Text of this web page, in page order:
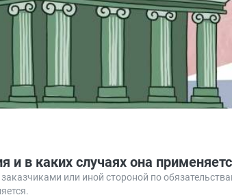
и в каких случаях она
заказчиками или иной стороной по